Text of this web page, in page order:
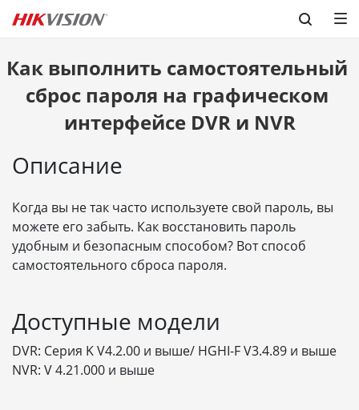
Skip to content
Как выполнить самостоятельный
сброс пароля на графическом
интерфейсе DVR и NVR
Описание
Когда вы не так часто используете свой пароль, вы
можете его забыть. Как восстановить пароль
удобным и безопасным способом? Вот способ
самостоятельного сброса пароля.
Доступные модели
DVR: Серия K V4.2.00 и выше/ HGHI-F V3.4.89 и выше
NVR: V 4.21.000 и выше